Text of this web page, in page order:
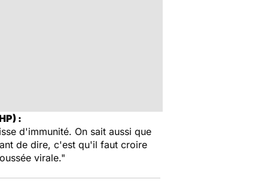
:
d'immunité. On sait aussi que
de dire, c'est qu'il faut croire
virale."